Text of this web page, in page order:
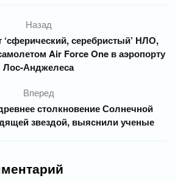
Назад
серебристый’ НЛО,
Air Force One в аэропорту
Лос-Анджелеса
Вперед
столкновение Солнечной
звездой, выяснили ученые